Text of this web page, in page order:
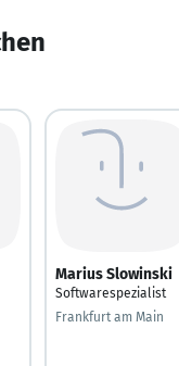
Marius Slowinski
Softwarespezialist
Frankfurt am Main